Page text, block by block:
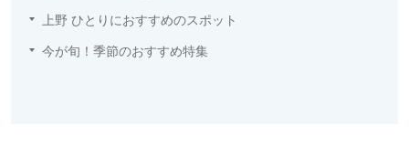
上野 ひとりにおすすめのスポット
今が旬！季節のおすすめ特集